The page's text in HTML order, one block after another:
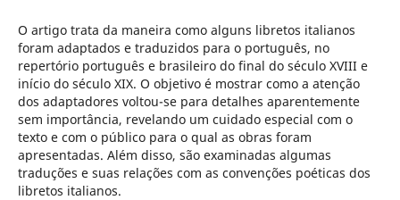
O artigo trata da maneira como alguns libretos italianos
foram adaptados e traduzidos para o português, no
repertório português e brasileiro do final do século XVIII e
início do século XIX. O objetivo é mostrar como a atenção
dos adaptadores voltou-se para detalhes aparentemente
sem importância, revelando um cuidado especial com o
texto e com o público para o qual as obras foram
apresentadas. Além disso, são examinadas algumas
traduções e suas relações com as convenções poéticas dos
libretos italianos.